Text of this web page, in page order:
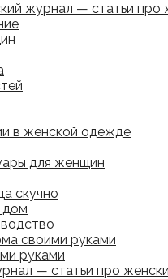
журнал — статьи про
в женской одежде
для женщин
скучно
дом
своими руками
руками
— статьи про